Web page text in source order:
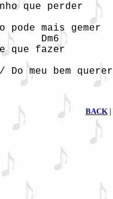
que perder
mais gemer
Dm6
que fazer
meu bem querer
BACK |